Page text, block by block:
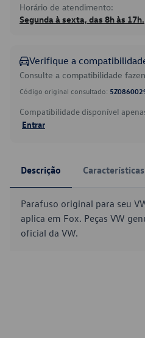
Horário de atendimento:
Segunda à sexta, das 8h às 17h.
Verifique a
Consulte a compatibilidade
Código original consultado:
Compatibilidade disponível
Entrar
Descrição Características
Parafuso original para seu
aplica em Fox. Peças VW
oficial da VW.